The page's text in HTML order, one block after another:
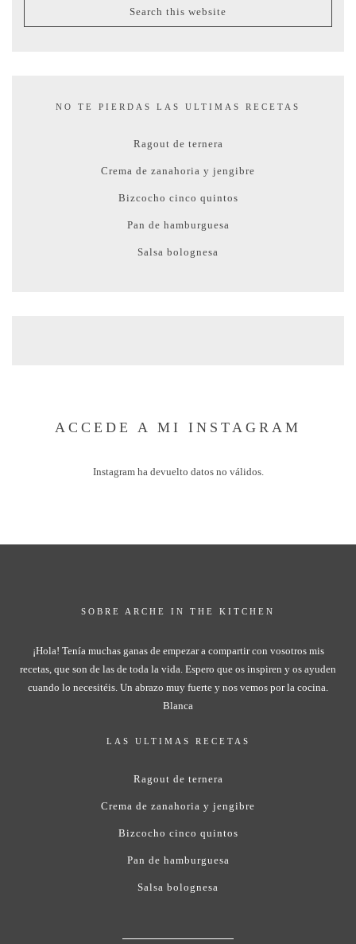
NO TE PIERDAS LAS ULTIMAS RECETAS
Ragout de ternera
Crema de zanahoria y jengibre
Bizcocho cinco quintos
Pan de hamburguesa
Salsa bolognesa
ACCEDE A MI INSTAGRAM
Instagram ha devuelto datos no válidos.
SOBRE ARCHE IN THE KITCHEN
¡Hola! Tenía muchas ganas de empezar a compartir con vosotros mis
recetas, que son de las de toda la vida. Espero que os inspiren y os ayuden
cuando lo necesitéis. Un abrazo muy fuerte y nos vemos por la cocina.
Blanca
LAS ULTIMAS RECETAS
Ragout de ternera
Crema de zanahoria y jengibre
Bizcocho cinco quintos
Pan de hamburguesa
Salsa bolognesa